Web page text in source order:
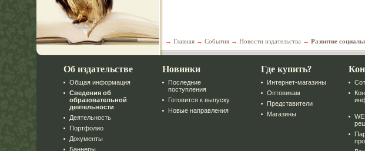
→ Главная → События → Новости издательства → Развитие
Об издательстве
Общая информация
Сведения об
образовательной
деятельности
Деятельность
Портфолио
Документы
Баннеры
Новинки
Последние
поступления
Готовится к выпуску
Новые направления
Где купить?
Интернет-магазины
Оптовикам
Представители
Магазины